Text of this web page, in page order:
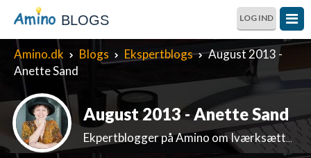
BLOGS LOG IND
Amino.dk Blogs Ekspertblogs
August 2013 -
Anette Sand
August 2013 - Anette Sand
Ekpertblogger på Amino om Iværksætterøkonomi og regnskabsudfordringer